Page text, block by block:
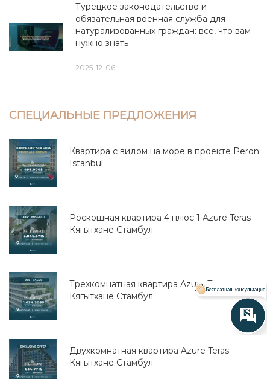
Турецкое законодательство и
обязательная военная служба для
натурализованных граждан: все, что вам
нужно знать
2025-12-06
СПЕЦИАЛЬНЫЕ ПРЕДЛОЖЕНИЯ
Квартира с видом на море в проекте Peron
Istanbul
Роскошная квартира 4 плюс 1 Azure Teras
Кягытхане Стамбул
Трехкомнатная квартира Azure Teras
Кягытхане Стамбул
Двухкомнатная квартира Azure Teras
Кягытхане Стамбул